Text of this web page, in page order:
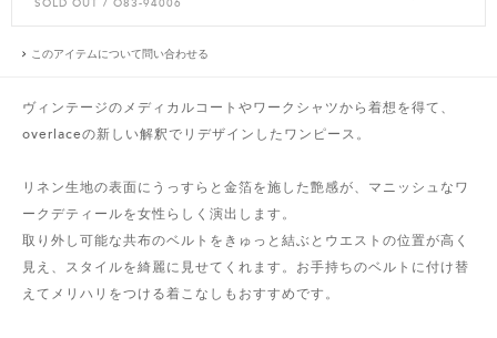
SOLD OUT / O83-94006
このアイテムについて問い合わせる
ヴィンテージのメディカルコートやワークシャツから着想を得て、
overlaceの新しい解釈でリデザインしたワンピース。
リネン生地の表面にうっすらと金箔を施した艶感が、マニッシュなワ
ークデティールを女性らしく演出します。
取り外し可能な共布のベルトをきゅっと結ぶとウエストの位置が高く
見え、スタイルを綺麗に見せてくれます。お手持ちのベルトに付け替
えてメリハリをつける着こなしもおすすめです。